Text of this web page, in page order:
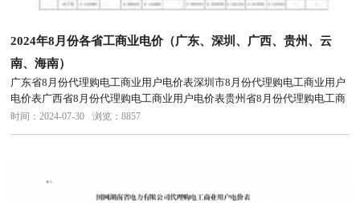
2024年8月份各省工商业电价（广东、深圳、广西、贵州、云
南、海南）
广东省8月份代理购电工商业用户电价表深圳市8月份代理购电工商业用户
电价表广西省8月份代理购电工商业用户电价表贵州省8月份代理购电工商
业用户电价表云南省8月份代理购电工商业用户电价表
时间：2024-07-30 浏览：8857